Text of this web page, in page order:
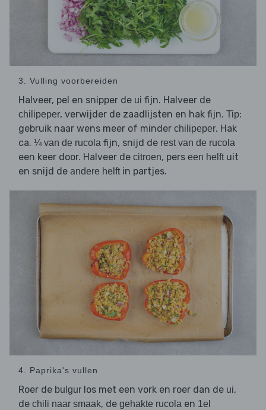
3. Vulling voorbereiden
Halveer, pel en snipper de ui fijn. Halveer de
chilipeper, verwijder de zaadlijsten en hak fijn. Tip:
gebruik naar wens meer of minder chilipeper. Hak
ca. ¼ van de rucola fijn, snijd de rest van de rucola
een keer door. Halveer de citroen, pers een helftuit
en snijd de andere helftin partjes.
4. Paprika's vullen
Roer de bulgur los met een vork en roer dan de ui,
de chili naar smaak, de gehakte rucola en 1el